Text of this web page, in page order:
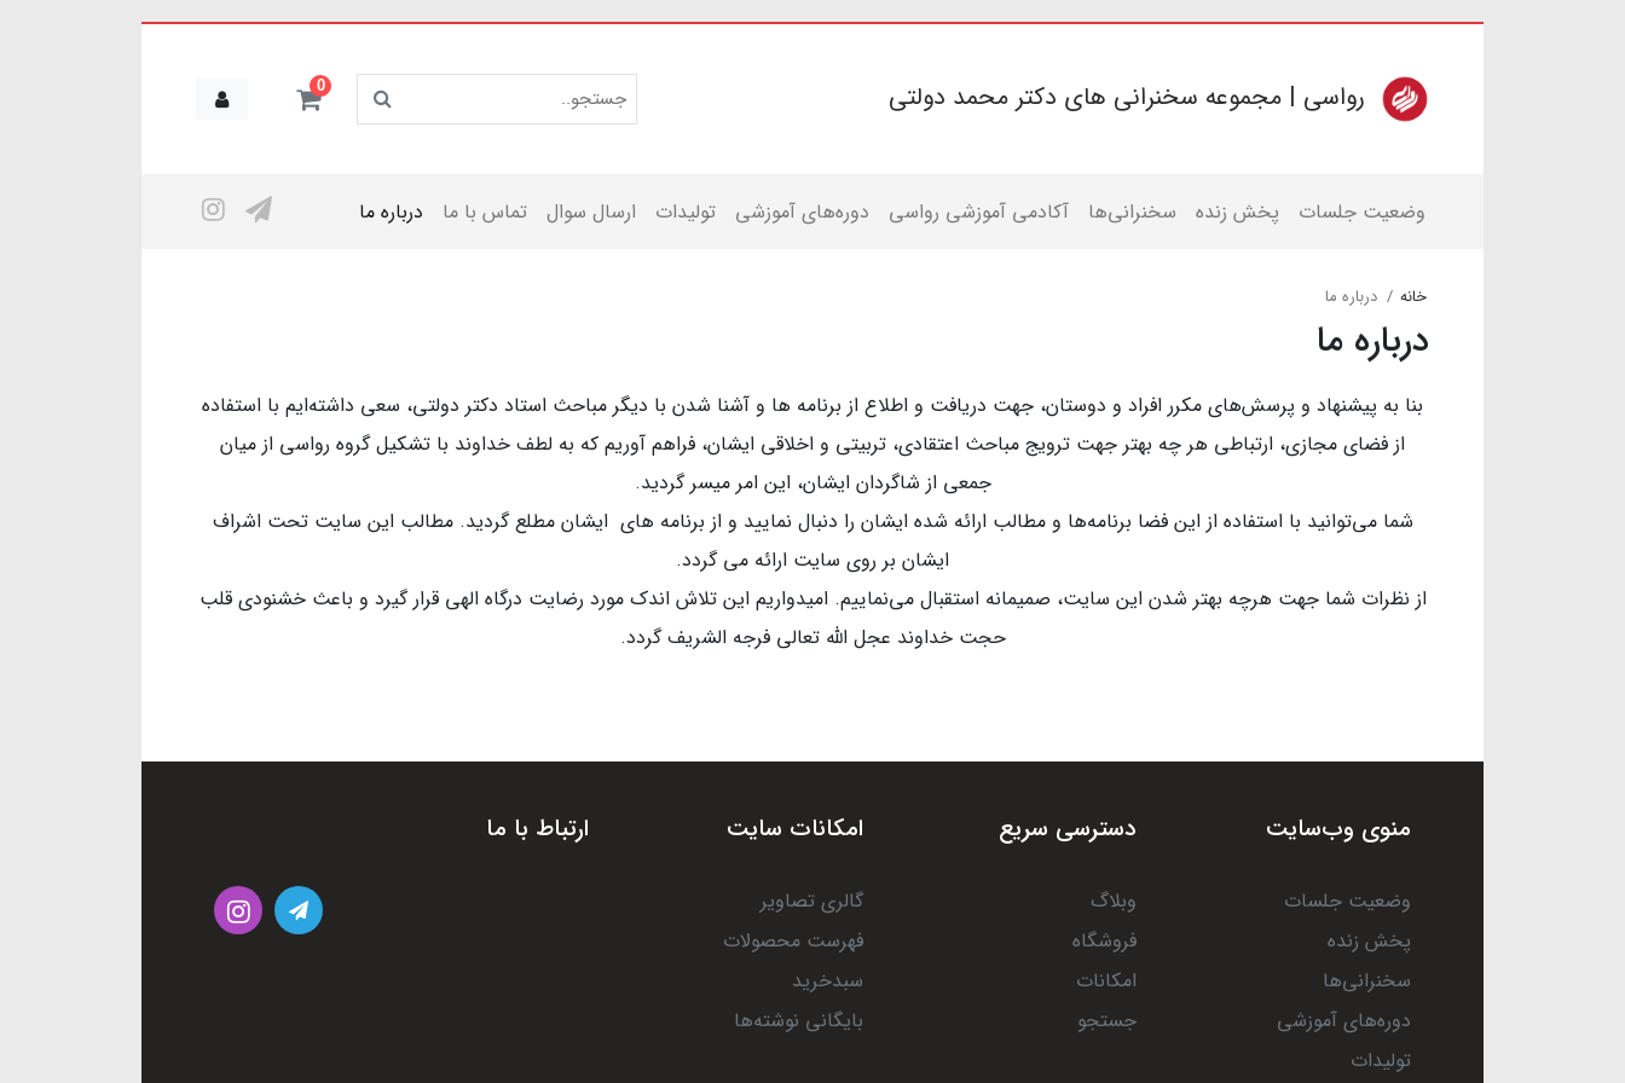
رواسی | مجموعه سخنرانی های دکتر محمد دولتی 0
وضعیت جلسات پخش زنده سخنرانی‌ها آکادمی آموزشی رواسی دوره‌های آموزشی تولیدات ارسال سوال تماس با ما درباره ما
خانه درباره ما
درباره ما
بنا به پیشنهاد و پرسش‌های مکرر افراد و دوستان، جهت دریافت و اطلاع از برنامه ها و آشنا شدن با دیگر مباحث استاد دکتر دولتی، سعی داشته‌ایم با استفاده
از فضای مجازی، ارتباطی هر چه بهتر جهت ترویج مباحث اعتقادی، تربیتی و اخلاقی ایشان، فراهم آوریم که به لطف خداوند با تشکیل گروه رواسی از میان
جمعی از شاگردان ایشان، این امر میسر گردید.
شما می‌توانید با استفاده از این فضا برنامه‌ها و مطالب ارائه شده ایشان را دنبال نمایید و از برنامه های ایشان مطلع گردید. مطالب این سایت تحت اشراف
ایشان بر روی سایت ارائه می گردد.
از نظرات شما جهت هرچه بهتر شدن این سایت، صمیمانه استقبال می‌نماییم. امیدواریم این تلاش اندک مورد رضایت درگاه الهی قرار گیرد و باعث خشنودی قلب
حجت خداوند عجل الله تعالی فرجه الشریف گردد.
منوی وب‌سایت
وضعیت جلسات
پخش زنده
سخنرانی‌ها
دوره‌های آموزشی
تولیدات
دسترسی سریع
وبلاگ
فروشگاه
امکانات
جستجو
امکانات سایت
گالری تصاویر
فهرست محصولات
سبدخرید
بایگانی نوشته‌ها
ارتباط با ما